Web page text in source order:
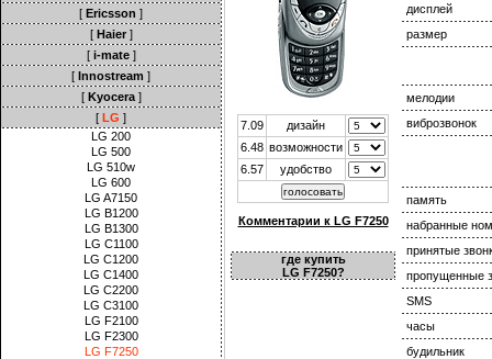
[ Ericsson ]
[ Haier]
[ i-mate]
[ Innostream ]
[ Kyocera]
[ LG ]
LG 200
LG 500
LG 510w
LG 600
LG A7150
LG B1200
LG B1300
LG C1100
LG C1200
LG C1400
LG C2200
LG C3100
LG F2100
LG F2300
LG F7250
7.09
дизайн
6.48 возможности
6.57
удобство
Комментарии к LG F7250
где купить
LG F7250?
дисплей
размер
мелодии
виброзвонок
память
набранные
принятые
пропущенные
SMS
часы
будильник